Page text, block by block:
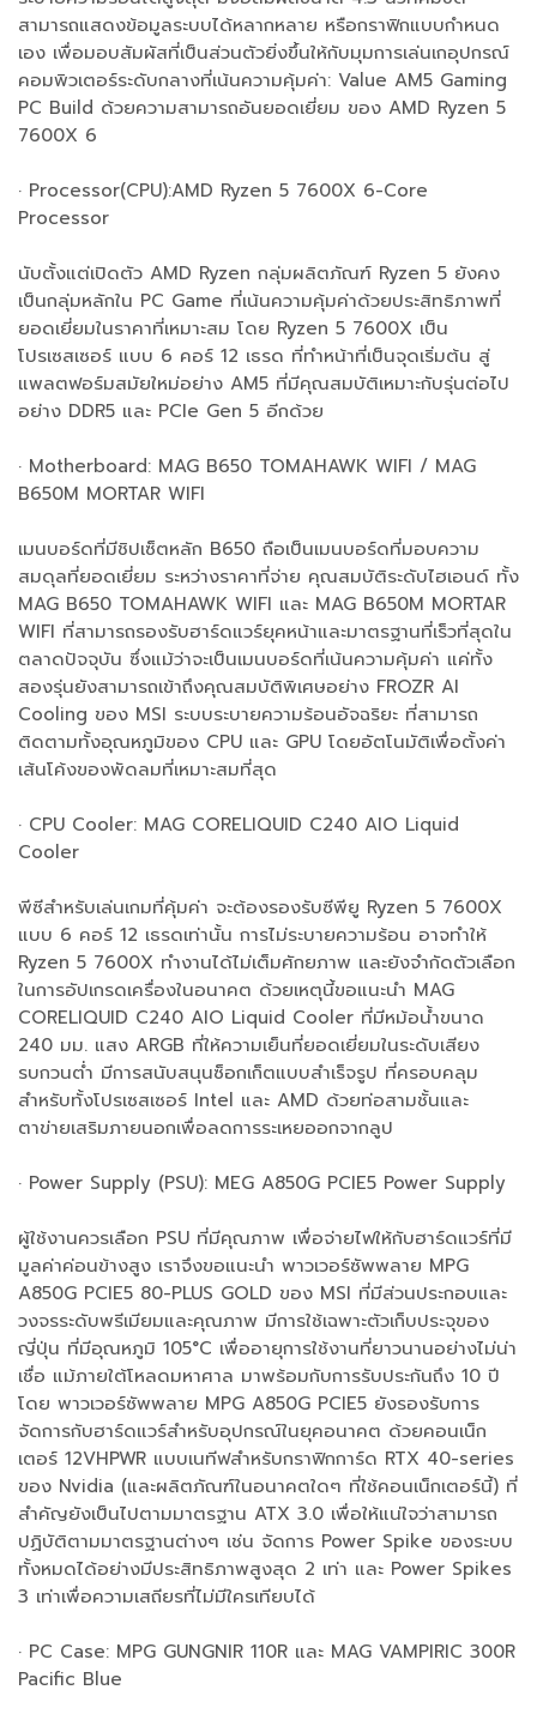
สามารถแสดงข้อมูลระบบได้หลากหลาย หรือกราฟิกแบบกำหนด
เอง เพื่อมอบสัมผัสที่เป็นส่วนตัวยิ่งขึ้นให้กับมุมการเล่นเกอุปกรณ์
คอมพิวเตอร์ระดับกลางที่เน้นความคุ้มค่า: Value AM5 Gaming
PC Build ด้วยความสามารถอันยอดเยี่ยม ของ AMD Ryzen 5
7600X 6
· Processor(CPU):AMD Ryzen 5 7600X 6-Core
Processor
นับตั้งแต่เปิดตัว AMD Ryzen กลุ่มผลิตภัณฑ์ Ryzen 5 ยังคง
เป็นกลุ่มหลักใน PC Game ที่เน้นความคุ้มค่าด้วยประสิทธิภาพที่
ยอดเยี่ยมในราคาที่เหมาะสม โดย Ryzen 5 7600X เป็น
โปรเซสเซอร์ แบบ 6 คอร์ 12 เธรด ที่ทำหน้าที่เป็นจุดเริ่มต้น สู่
แพลตฟอร์มสมัยใหม่อย่าง AM5 ที่มีคุณสมบัติเหมาะกับรุ่นต่อไป
อย่าง DDR5 และ PCIe Gen 5 อีกด้วย
· Motherboard: MAG B650 TOMAHAWK WIFI / MAG
B650M MORTAR WIFI
เมนบอร์ดที่มีชิปเซ็ตหลัก B650 ถือเป็นเมนบอร์ดที่มอบความ
สมดุลที่ยอดเยี่ยม ระหว่างราคาที่จ่าย คุณสมบัติระดับไฮเอนด์ ทั้ง
MAG B650 TOMAHAWK WIFI และ MAG B650M MORTAR
WIFI ที่สามารถรองรับฮาร์ดแวร์ยุคหน้าและมาตรฐานที่เร็วที่สุดใน
ตลาดปัจจุบัน ซึ่งแม้ว่าจะเป็นเมนบอร์ดที่เน้นความคุ้มค่า แค่ทั้ง
สองรุ่นยังสามารถเข้าถึงคุณสมบัติพิเศษอย่าง FROZR AI
Cooling ของ MSI ระบบระบายความร้อนอัจฉริยะ ที่สามารถ
ติดตามทั้งอุณหภูมิของ CPU และ GPU โดยอัตโนมัติเพื่อตั้งค่า
เส้นโค้งของพัดลมที่เหมาะสมที่สุด
· CPU Cooler: MAG CORELIQUID C240 AIO Liquid
Cooler
พีซีสำหรับเล่นเกมที่คุ้มค่า จะต้องรองรับซีพียู Ryzen 5 7600X
แบบ 6 คอร์ 12 เธรดเท่านั้น การไม่ระบายความร้อน อาจทำให้
Ryzen 5 7600X ทำงานได้ไม่เต็มศักยภาพ และยังจำกัดตัวเลือก
ในการอัปเกรดเครื่องในอนาคต ด้วยเหตุนี้ขอแนะนำ MAG
CORELIQUID C240 AIO Liquid Cooler ที่มีหม้อน้ำขนาด
240 มม. แสง ARGB ที่ให้ความเย็นที่ยอดเยี่ยมในระดับเสียง
รบกวนต่ำ มีการสนับสนุนซ็อกเก็ตแบบสำเร็จรูป ที่ครอบคลุม
สำหรับทั้งโปรเซสเซอร์ Intel และ AMD ด้วยท่อสามชั้นและ
ตาข่ายเสริมภายนอกเพื่อลดการระเหยออกจากลูป
· Power Supply (PSU): MEG A850G PCIE5 Power Supply
ผู้ใช้งานควรเลือก PSU ที่มีคุณภาพ เพื่อจ่ายไฟให้กับฮาร์ดแวร์ที่มี
มูลค่าค่อนข้างสูง เราจึงขอแนะนำ พาวเวอร์ซัพพลาย MPG
A850G PCIE5 80-PLUS GOLD ของ MSI ที่มีส่วนประกอบและ
วงจรระดับพรีเมียมและคุณภาพ มีการใช้เฉพาะตัวเก็บประจุของ
ญี่ปุ่น ที่มีอุณหภูมิ 105°C เพื่ออายุการใช้งานที่ยาวนานอย่างไม่น่า
เชื่อ แม้ภายใต้โหลดมหาศาล มาพร้อมกับการรับประกันถึง 10 ปี
โดย พาวเวอร์ซัพพลาย MPG A850G PCIE5 ยังรองรับการ
จัดการกับฮาร์ดแวร์สำหรับอุปกรณ์ในยุคอนาคต ด้วยคอนเน็ก
เตอร์ 12VHPWR แบบเนทีฟสำหรับกราฟิกการ์ด RTX 40-series
ของ Nvidia (และผลิตภัณฑ์ในอนาคตใดๆ ที่ใช้คอนเน็กเตอร์นี้) ที่
สำคัญยังเป็นไปตามมาตรฐาน ATX 3.0 เพื่อให้แน่ใจว่าสามารถ
ปฏิบัติตามมาตรฐานต่างๆ เช่น จัดการ Power Spike ของระบบ
ทั้งหมดได้อย่างมีประสิทธิภาพสูงสุด 2 เท่า และ Power Spikes
3 เท่าเพื่อความเสถียรที่ไม่มีใครเทียบได้
· PC Case: MPG GUNGNIR 110R และ MAG VAMPIRIC 300R
Pacific Blue